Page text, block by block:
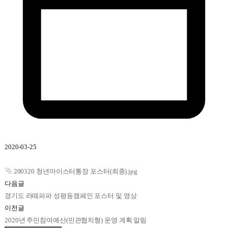
2020-03-25
200320 청년마이스터통장 포스터(최종).jpg
다음글
경기도 라떼파파 성평등캠페인 포스터 및 영상
이전글
2020년 주민참여예산(민관협치형) 운영 계획 알림